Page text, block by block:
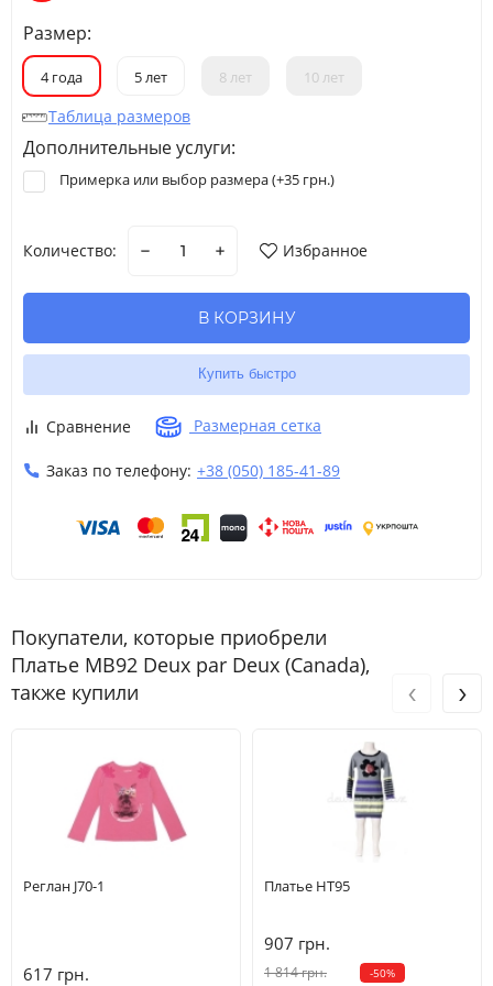
Размер:
4 года 5 лет 8 лет 10 лет
Таблица размеров
Дополнительные услуги:
Примерка или выбор размера (+35 грн.)
Количество: Избранное
В КОРЗИНУ
Купить быстро
Сравнение Размерная сетка
Заказ по телефону: +38 (050) 185-41-89
Покупатели, которые приобрели
Платье MB92 Deux par Deux (Canada),
также купили
Реглан J70-1
617 грн.
Платье HT95
907 грн.
1 814 грн. -50%
‹ ›